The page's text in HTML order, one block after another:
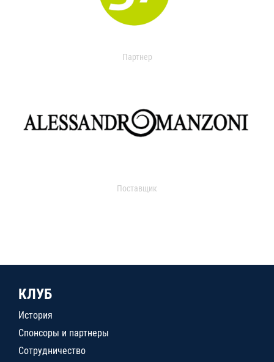
Партнер
Поставщик
КЛУБ
История
Спонсоры и партнеры
Сотрудничество